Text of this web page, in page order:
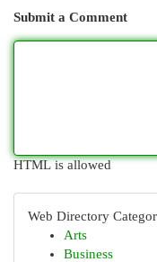
Submit a Comment
HTML is allowed
Web Directory
Arts
Business